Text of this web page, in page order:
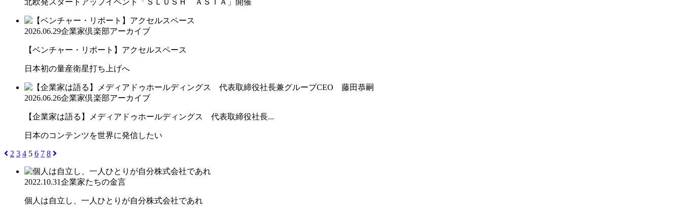
2026.06.29企業家倶楽部アーカイブ
【ベンチャー・リポート】アクセルスペース
日本初の量産衛星打ち上げへ
2026.06.26企業家倶楽部アーカイブ
【企業家は語る】メディアドゥホールディングス 代表取締役社長...
日本のコンテンツを世界に発信したい
2 3 4 5 6 7 8
2022.10.31企業家たちの金言
個人は自立し、一人ひとりが自分株式会社であれ